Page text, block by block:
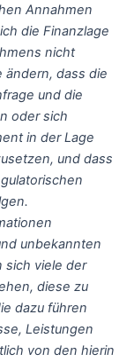
Annahmen
die Finanzlage
nicht
ändern, dass die
und die
oder sich
in der Lage
und dass
unbekannten
sich viele der
diese zu
dazu führen
Leistungen
von den hierin